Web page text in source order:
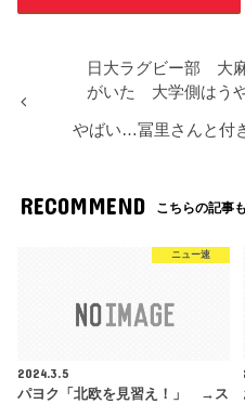
日大ラグビー部 大
がいた 大学側はう
やばい…冨里さんと付
RECOMMEND こちらの記事
ニュー速
2024.3.5
パヨク「北欧を見習え！」 →ス